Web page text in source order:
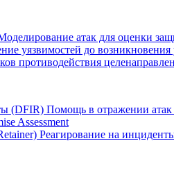
атак для оценки
уязвимостей до возникновения
противодействия
(DFIR) Помощь в отражении
Assessment
Реагирование на